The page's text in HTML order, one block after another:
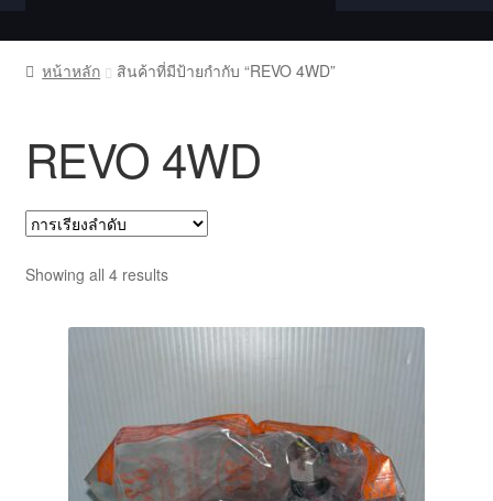
หน้าแรก
Shop
Wishlist
ตะกร้าสินค้า
บทความ
สั่งซื้อและชำระเงิน
หน้าหลัก สินค้าที่มีป้ายกำกับ “REVO 4WD”
REVO 4WD
Showing all 4 results